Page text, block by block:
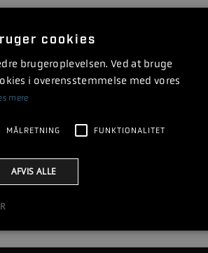
cookies
brugeroplevelsen. Ved at bruge
i overensstemmelse med vores
mere
MÅLRETNING FUNKTIONALITET
AFVIS ALLE